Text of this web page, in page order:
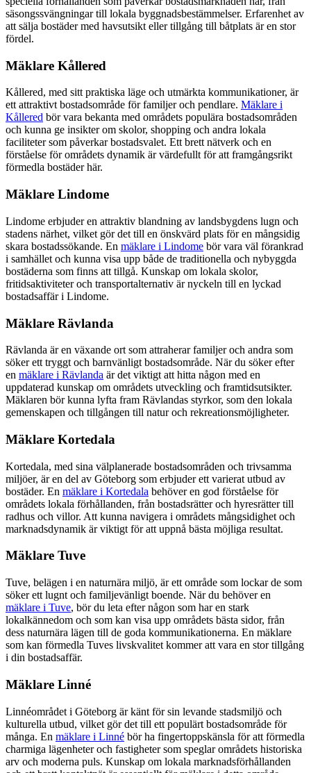
säsongssvängningar till lokala byggnadsbestämmelser. Erfarenhet av
att sälja bostäder med havsutsikt eller tillgång till båtplats är en stor
fördel.
Mäklare Kållered
Kållered, med sitt praktiska läge och utmärkta kommunikationer, är
ett attraktivt bostadsområde för familjer och pendlare. Mäklare i
Kållered bör vara bekanta med områdets populära bostadsområden
och kunna ge insikter om skolor, shopping och andra lokala
faciliteter som påverkar bostadsvalet. Ett brett nätverk och en
förståelse för områdets dynamik är värdefullt för att framgångsrikt
förmedla bostäder här.
Mäklare Lindome
Lindome erbjuder en attraktiv blandning av landsbygdens lugn och
stadens närhet, vilket gör det till en önskvärd plats för en mångsidig
skara bostadssökande. En mäklare i Lindome bör vara väl förankrad
i samhället och kunna visa upp både de traditionella och nybyggda
bostäderna som finns att tillgå. Kunskap om lokala skolor,
fritidsaktiviteter och transportalternativ är nyckeln till en lyckad
bostadsaffär i Lindome.
Mäklare Rävlanda
Rävlanda är en växande ort som attraherar familjer och andra som
söker ett tryggt och barnvänligt bostadsområde. När du söker efter
en mäklare i Rävlanda är det viktigt att hitta någon med en
uppdaterad kunskap om områdets utveckling och framtidsutsikter.
Mäklaren bör kunna lyfta fram Rävlandas styrkor, som den lokala
gemenskapen och tillgången till natur och rekreationsmöjligheter.
Mäklare Kortedala
Kortedala, med sina välplanerade bostadsområden och trivsamma
miljöer, är en del av Göteborg som erbjuder ett varierat utbud av
bostäder. En mäklare i Kortedala behöver en god förståelse för
områdets lokala förhållanden, från bostadsrätter och hyresrätter till
radhus och villor. Att kunna navigera i områdets mångsidighet och
marknadsdynamik är viktigt för att uppnå bästa möjliga resultat.
Mäklare Tuve
Tuve, belägen i en naturnära miljö, är ett område som lockar de som
söker ett lugnt och familjevänligt boende. När du behöver en
mäklare i Tuve, bör du leta efter någon som har en stark
lokalkännedom och som kan visa upp områdets bästa sidor, från
dess naturnära lägen till de goda kommunikationerna. En mäklare
som kan förmedla Tuves livskvalitet kommer att vara en stor tillgång
i din bostadsaffär.
Mäklare Linné
Linnéområdet i Göteborg är känt för sin levande stadsmiljö och
kulturella utbud, vilket gör det till ett populärt bostadsområde för
många. En mäklare i Linné bör ha fingertoppskänsla för att förmedla
charmiga lägenheter och fastigheter som speglar områdets historiska
arv och moderna puls. Kunskap om lokala marknadsförhållanden